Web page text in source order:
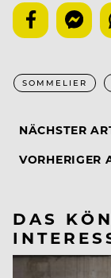
SOMMELIER
NÄCHSTER
VORHERIGER
DAS